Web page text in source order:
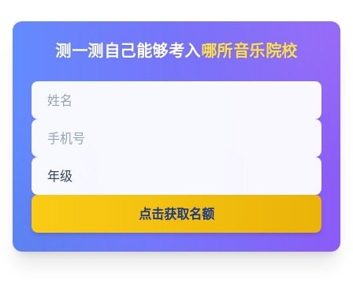
测一测自己能够考入哪所音乐院校
点击获取名额